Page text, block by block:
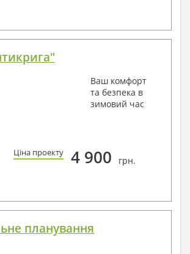
Ваш комфорт
та безпека в
зимовий час
Ціна проекту 4 900 грн.
планування